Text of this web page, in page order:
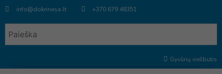
info@dokrinesa.lt +370 679 48351
Gyvūnų viešbutis